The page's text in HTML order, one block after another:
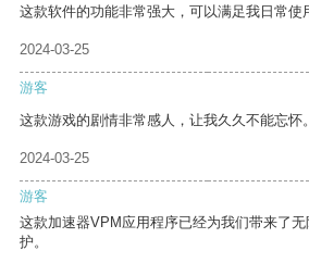
这款软件的功能非常强大，可以满足我日常使
2024-03-25
游客
这款游戏的剧情非常感人，让我久久不能忘怀。
2024-03-25
游客
这款加速器VPM应用程序已经为我们带来了
护。